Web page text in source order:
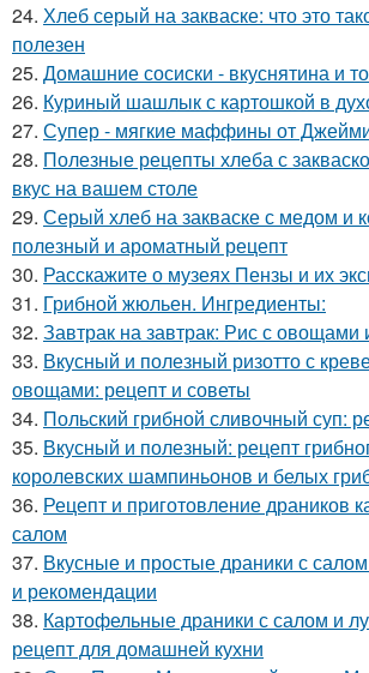
24. Хлеб серый на закваске: что это
полезен
25. Домашние сосиски - вкуснятина и
26. Куриный шашлык с картошкой в
27. Супер - мягкие маффины от
28. Полезные рецепты хлеба с
вкус на вашем столе
29. Серый хлеб на закваске с медом и
полезный и ароматный рецепт
30. Расскажите о музеях Пензы и их
31. Грибной жюльен. Ингредиенты:
32. Завтрак на завтрак: Рис с овощами
33. Вкусный и полезный ризотто с
овощами: рецепт и советы
34. Польский грибной сливочный суп:
35. Вкусный и полезный: рецепт
королевских шампиньонов и белых
36. Рецепт и приготовление драников
салом
37. Вкусные и простые драники с
и рекомендации
38. Картофельные драники с салом и
рецепт для домашней кухни